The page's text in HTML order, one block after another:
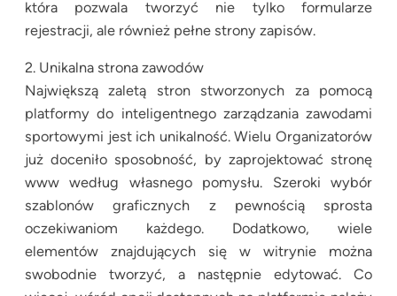
która pozwala tworzyć nie tylko formularze
rejestracji, ale również pełne strony zapisów.
2. Unikalna strona zawodów
Największą zaletą stron stworzonych za pomocą
platformy do inteligentnego zarządzania zawodami
sportowymi jest ich unikalność. Wielu Organizatorów
już doceniło sposobność, by zaprojektować stronę
www według własnego pomysłu. Szeroki wybór
szablonów graficznych z pewnością sprosta
oczekiwaniom każdego. Dodatkowo, wiele
elementów znajdujących się w witrynie można
swobodnie tworzyć, a następnie edytować. Co